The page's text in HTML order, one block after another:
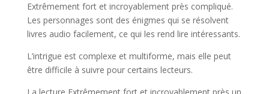
Extrêmement fort et incroyablement près compliqué.
Les personnages sont des énigmes qui se résolvent
livres audio facilement, ce qui les rend lire intéressants.
L’intrigue est complexe et multiforme, mais elle peut
être difficile à suivre pour certains lecteurs.